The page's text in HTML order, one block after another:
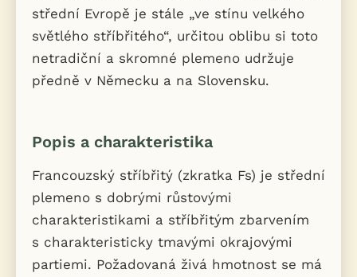
střední Evropě je stále „ve stínu velkého
světlého stříbřitého“, určitou oblibu si toto
netradiční a skromné plemeno udržuje
předně v Německu a na Slovensku.
Popis a charakteristika
Francouzský stříbřitý (zkratka Fs) je střední
plemeno s dobrými růstovými
charakteristikami a stříbřitým zbarvením
s charakteristicky tmavými okrajovými
partiemi. Požadovaná živá hmotnost se má